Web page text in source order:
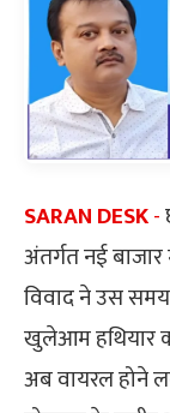
SARAN DESK-
अंतर्गत नई बाजार
विवाद ने उस
खुलेआम हथियार
अब वायरल होने